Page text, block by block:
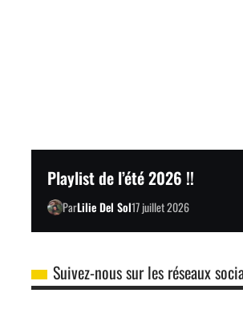
Playlist de l’été 2026 !!
ParLilie Del Sol17 juillet 2026
Suivez-nous sur les réseaux